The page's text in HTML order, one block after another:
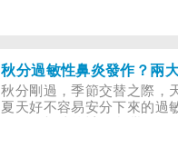
年慶比起往年更有亮點。
SOGO、微風廣場攻略、新
球購物中心也會陸續開跑，
慶大約在12月中，再由新光
下休止符。本文為您整理全
司周年慶檔期，並提供四招
秋分剛過，季節交替之際，
夏天好不容易安分下來的過
人有過敏體質，兒童過敏體